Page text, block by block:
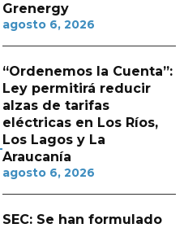
Grenergy
agosto 6, 2026
“Ordenemos la Cuenta”:
Ley permitirá reducir
alzas de tarifas
eléctricas en Los Ríos,
Los Lagos y La
Araucanía
agosto 6, 2026
SEC: Se han formulado